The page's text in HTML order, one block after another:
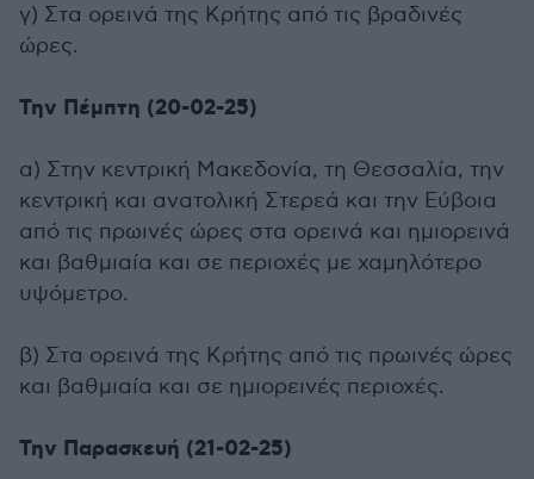
γ) Στα ορεινά της Κρήτης από τις βραδινές
ώρες.
Την Πέμπτη (20-02-25)
α) Στην κεντρική Μακεδονία, τη Θεσσαλία, την
κεντρική και ανατολική Στερεά και την Εύβοια
από τις πρωινές ώρες στα ορεινά και ημιορεινά
και βαθμιαία και σε περιοχές με χαμηλότερο
υψόμετρο.
β) Στα ορεινά της Κρήτης από τις πρωινές ώρες
και βαθμιαία και σε ημιορεινές περιοχές.
Την Παρασκευή (21-02-25)